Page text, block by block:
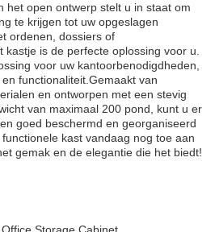
het open ontwerp stelt u in staat om
te krijgen tot uw opgeslagen
ordenen, dossiers of
is de perfecte oplossing voor u.
voor uw kantoorbenodigdheden,
functionaliteit.Gemaakt van
en ontworpen met een stevig
van maximaal 200 pond, kunt u er
goed beschermd en georganiseerd
kast vandaag nog toe aan
gemak en de elegantie die het biedt!